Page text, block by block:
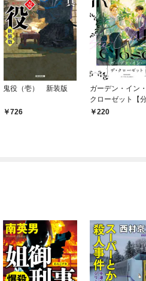
鬼役（壱） 新装版
726
ガーデン・イン
クローゼット【
版】1
220